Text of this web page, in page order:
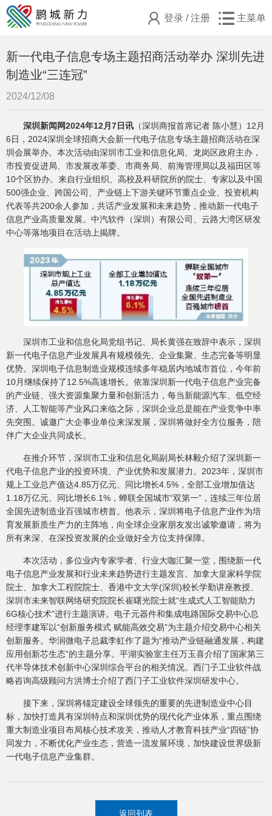
登录 /注册 主菜单
新一代电子信息专场主题招商活动举办 深圳先进
制造业“三连冠”
2024/12/08
深圳新闻网2024年12月7日讯 （深圳商报首席记者 陈小慧）12月
6日，2024深圳全球招商大会新一代电子信息专场主题招商活动在深
圳会展举办。本次活动由深圳市工业和信息化局、龙岗区政府主办，
市投资促进局、市发展改革委、市商务局、前海管理局以及福田区等
10个区协办。来自行业组织、高校及科研院所的院士、专家以及中国
500强企业、跨国公司、产业链上下游关键环节重点企业、投资机构
代表等共200余人参加，共话产业发展和未来趋势，推动新一代电子
信息产业高质量发展。中汽软件（深圳）有限公司、云路大湾区研发
中心等落地项目在活动上揭牌。
深圳市工业和信息化局党组书记、局长黄强在致辞中表示，深圳
新一代电子信息产业发展具有规模领先、企业集聚、生态完备等明显
优势。深圳电子信息制造业规模连续多年稳居内地城市首位，今年前
10月继续保持了12.5%高速增长。依靠深圳新一代电子信息产业完备
的产业链、强大资源集聚力量和创新活力，每当新能源汽车、低空经
济、人工智能等产业风口来临之际，深圳企业总是能在产业竞争中率
先突围。诚邀广大企事业单位来深发展，深圳将做好全方位服务，陪
伴广大企业共同成长。
在推介环节，深圳市工业和信息化局副局长林毅介绍了深圳新一
代电子信息产业的投资环境、产业优势和发展潜力。2023年，深圳市
规上工业总产值达4.85万亿元、同比增长4.5%，全部工业增加值达
1.18万亿元、同比增长6.1%，蝉联全国城市“双第一”，连续三年位居
全国先进制造业百强城市榜首。他表示，深圳将电子信息产业作为培
育发展新质生产力的主阵地，向全球企业家朋友发出诚挚邀请，将为
所有来深、在深投资发展的企业做好全方位支持保障。
本次活动，多位业内专家学者、行业大咖汇聚一堂，围绕新一代
电子信息产业发展和行业未来趋势进行主题发言。加拿大皇家科学院
院士、加拿大工程院院士、香港中文大学(深圳)校长学勤讲座教授、
深圳市未来智联网络研究院院长崔曙光院士就“生成式人工智能助力
6G核心技术”进行主题演讲。电子元器件和集成电路国际交易中心总
经理李建军以“创新服务模式 赋能高效交易”为主题介绍交易中心相关
创新服务。华润微电子总裁李虹作了题为“推动产业链融通发展，构建
应用创新芯生态”的主题分享。平湖实验室主任万玉喜介绍了国家第三
代半导体技术创新中心深圳综合平台的相关情况。西门子工业软件战
略咨询高级顾问方洪博士介绍了西门子工业软件深圳研发中心。
接下来，深圳将锚定建设全球领先的重要的先进制造业中心目
标，加快打造具有深圳特点和深圳优势的现代化产业体系，重点围绕
重大制造业项目布局核心技术攻关，推动人才教育科技产业“四链”协
同发力，不断优化产业生态，营造一流发展环境，加快建设世界级新
一代电子信息产业集群。
返回列表